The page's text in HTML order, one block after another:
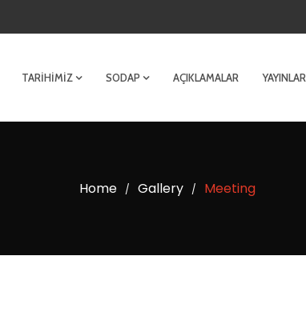
TARIHIMIZ SODAP AÇIKLAMALAR YAYINLAR
Home / Gallery / Meeting